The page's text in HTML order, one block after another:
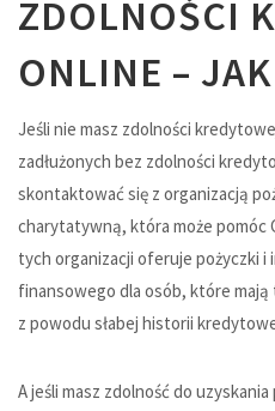
ZDOLNOŚCI
ONLINE –
Jeśli nie masz zdolności
zadłużonych bez zdolności
skontaktować się z organizacją
charytatywną, która może pomóc
tych organizacji oferuje pożyczki i
finansowego dla osób, które
z powodu słabej historii
A jeśli masz zdolność do